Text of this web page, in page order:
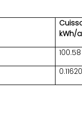
kWh/
100.58
0.11620